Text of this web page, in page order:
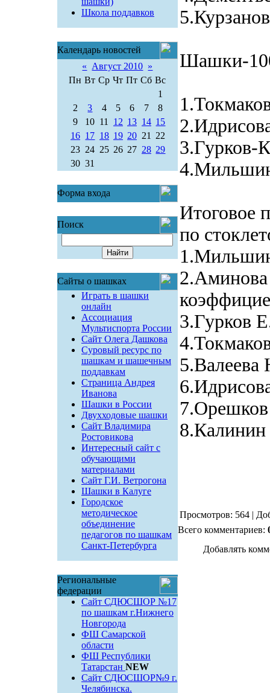
Школа поддавков
Календарь новостей
« Август 2010 »
Пн Вт Ср Чт Пт Сб Вс
1
2
3 4 5 6 7
8
9
10 11 12 13 14 15
16 17 18 19 20 21
22
23 24 25 26 27 28 29
30 31
Форма входа
Поиск
Сайты о шашках
Играть в шашки
онлайн
Ассоциация
Мультиспорта России
Сайт Олега Дашкова
Суровый ресурс по
шашкам и шашечным
поддавкам
Страница Андрея
Иванова
Шашки в России
Двухходовые шашки
Сайт Владимира
Ростовикова
Интересный сайт с
обучающими
материалами
Сайт Г.И. Ветрогона
Шашки в Калуге
Городское
методическое
объединение
педагогов по шашкам
Санкт-Петербурга
Региональные
федерации
Сайт СДЮСШОР №17
по шашкам г.Нижнего
Новгорода
ФШ Самарской
области
ФШ Республики
Татарстан NEW
Сайт СДЮСШОР№9 г.
Челябинска.
Шашки-
3.Гурков-
Итоговое
по
3.Гурков
Просмотров: 564 |
Всего комментариев:
Добавлять